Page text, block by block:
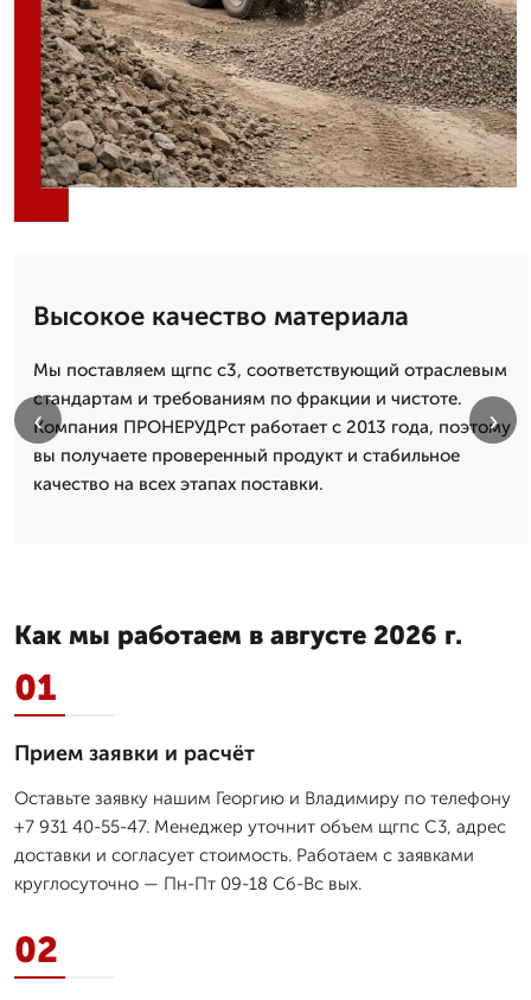
Высокое качество материала
Мы поставляем щгпс с3, соответствующий отраслевым
стандартам и требованиям по фракции и чистоте.
Компания ПРОНЕРУДРст работает с 2013 года, поэтому
вы получаете проверенный продукт и стабильное
качество на всех этапах поставки.
‹ ›
Как мы работаем в августе 2026 г.
01
Прием заявки и расчёт
Оставьте заявку нашим Георгию и Владимиру по телефону
+7 931 40-55-47. Менеджер уточнит объем щгпс С3, адрес
доставки и согласует стоимость. Работаем с заявками
круглосуточно — Пн-Пт 09-18 Сб-Вс вых.
02